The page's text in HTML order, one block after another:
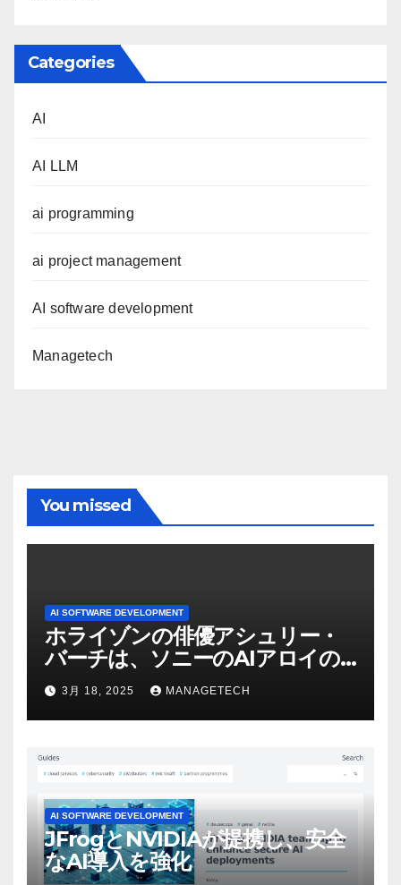
Categories
AI
AI LLM
ai programming
ai project management
AI software development
Managetech
You missed
AI SOFTWARE DEVELOPMENT
ホライゾンの俳優アシュリー・
バーチは、ソニーのAIアロイの
ビデオを見て「ゲームパフォー
マンスという芸術形式に不安を
感じた」と語る – IGN
3月 18, 2025 MANAGETECH
AI SOFTWARE DEVELOPMENT
JFrogとNVIDIAが提携し、安全
なAI導入を強化